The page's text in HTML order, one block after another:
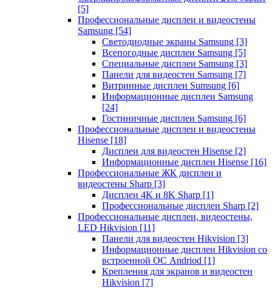
[5]
Профессиональные дисплеи и видеостены
Samsung [54]
Светодиодные экраны Samsung [3]
Всепогодные дисплеи Samsung [5]
Специальные дисплеи Samsung [3]
Панели для видеостен Samsung [7]
Витринные дисплеи Sumsung [6]
Информационные дисплеи Samsung
[24]
Гостиничные дисплеи Samsung [6]
Профессиональные дисплеи и видеостены
Hisense [18]
Дисплеи для видеостен Hisense [2]
Информационные дисплеи Hisense [16]
Профессиональные ЖК дисплеи и
видеостены Sharp [3]
Дисплеи 4K и 8K Sharp [1]
Профессиональные дисплеи Sharp [2]
Профессиональные дисплеи, видеостены,
LED Hikvision [11]
Панели для видеостен Hikvision [3]
Информационные дисплеи Hikvision со
встроенной ОС Andriod [1]
Крепления для экранов и видеостен
Hikvision [7]